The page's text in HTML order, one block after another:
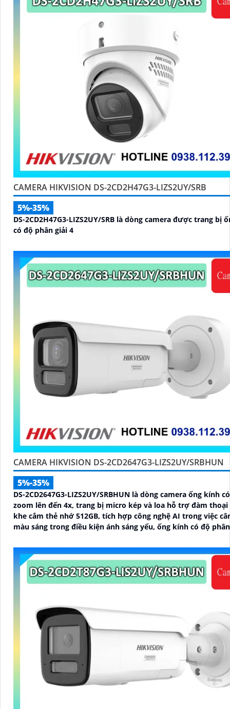
CAMERA HIKVISION DS-2CD2H47G3-LIZS2UY/SRB
5%-35%
DS-2CD2H47G3-LIZS2UY/SRB là dòng camera được trang bị
có độ phân giải 4
CAMERA HIKVISION DS-2CD2647G3-LIZS2UY/SRBHUN
5%-35%
DS-2CD2647G3-LIZS2UY/SRBHUN là dòng camera ống kính
zoom lên đến 4x, trang bị micro kép và loa hỗ trợ đàm thoại
khe cắm thẻ nhớ 512GB, tích hợp công nghệ AI trong việc
màu sáng trong điều kiện ánh sáng yếu, ống kính có độ